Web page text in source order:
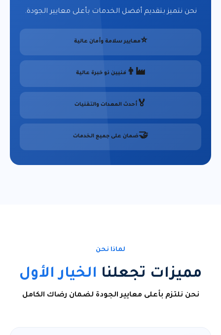
نحن نتميز بتقديم أفضل الخدمات بأعلى معايير الجودة.
⭐معايير سلامة وأمان عالية
👨‍🏭 فنيين ذو خبرة عالية
🏅 أحدث المعدات والتقنيات
🤝ضمان على جميع الخدمات
لماذا نحن
مميزات تجعلنا الخيار الأول
نحن نلتزم بأعلى معايير الجودة لضمان رضاك الكامل